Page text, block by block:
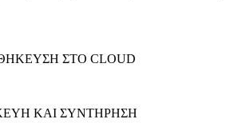
ΣΤΟ CLOUD
ΚΑΙ ΣΥΝΤΗΡΗΣΗ